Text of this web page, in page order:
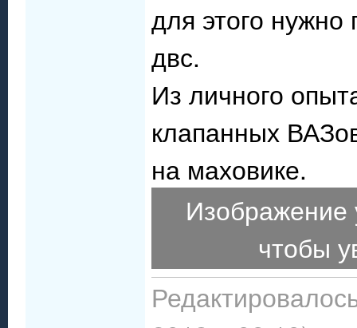
для этого нужно
двс.
Из личного
клапанных
на маховике.
чтобы